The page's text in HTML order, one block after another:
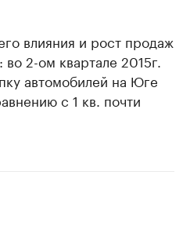
влияния и рост продаж
2-ом квартале 2015г.
автомобилей на Юге
с 1 кв. почти